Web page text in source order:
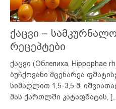
ქაცვი –
რეცეპტები
ქაცვი (Облепиха, Hippophae
ბუჩქოვანი მცენარეა
სიმაღლით 1,5-3,5 მ,
მას ქართლში კატაფშატას,